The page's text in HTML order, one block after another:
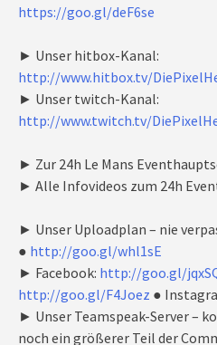
https://goo.gl/deF6se
► Unser hitbox-Kanal:
http://www.hitbox.tv/
► Unser twitch-Kanal:
http://www.twitch.tv/
► Zur 24h Le Mans
► Alle Infovideos zum 24h
► Unser Uploadplan – nie
● http://goo.gl/whl1sE
► Facebook: http://goo.gl/
http://goo.gl/F4Joez ●
► Unser Teamspeak-Server –
noch ein größerer Teil der